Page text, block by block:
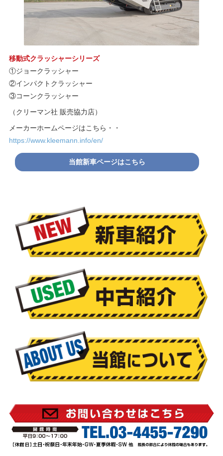
移動式クラッシャーシリーズ
①ジョークラッシャー
②インパクトクラッシャー
③コーンクラッシャー
（クリーマン社 販売協力店）
メーカーホームページはこちら・・
https://www.kleemann.info/en/
当館新車ページはこちら